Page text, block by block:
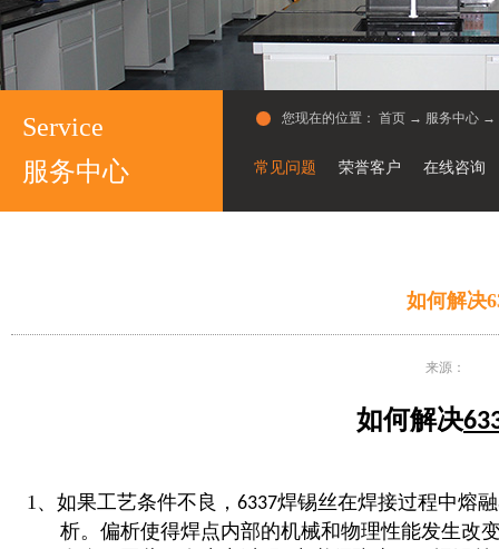
服务中心
Service
常见问题 荣誉客户 在线咨询
您现在的位置： 首页 → 服务中心 →
如何解决
来源：
如何解决
1、如果工艺条件不良， 6337焊锡丝在焊接过程中熔
析。 偏析使得焊点内部的机械和物理性能发生改